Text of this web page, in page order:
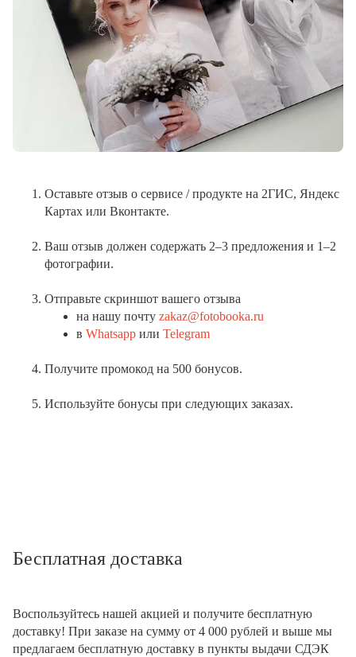
Оставьте отзыв о сервисе / продукте на 2ГИС, Яндекс
Картах или Вконтакте.
Ваш отзыв должен содержать 2–3 предложения и 1–2
фотографии.
Отправьте скриншот вашего отзыва
на нашу почту zakaz@fotobooka.ru
в Whatsapp или Telegram
Получите промокод на 500 бонусов.
Используйте бонусы при следующих заказах.
Бесплатная доставка
Воспользуйтесь нашей акцией и получите бесплатную
доставку! При заказе на сумму от 4 000 рублей и выше мы
предлагаем бесплатную доставку в пункты выдачи СДЭК